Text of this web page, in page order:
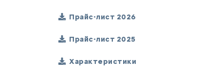
Прайс-лист 2026
Прайс-лист 2025
Характеристики